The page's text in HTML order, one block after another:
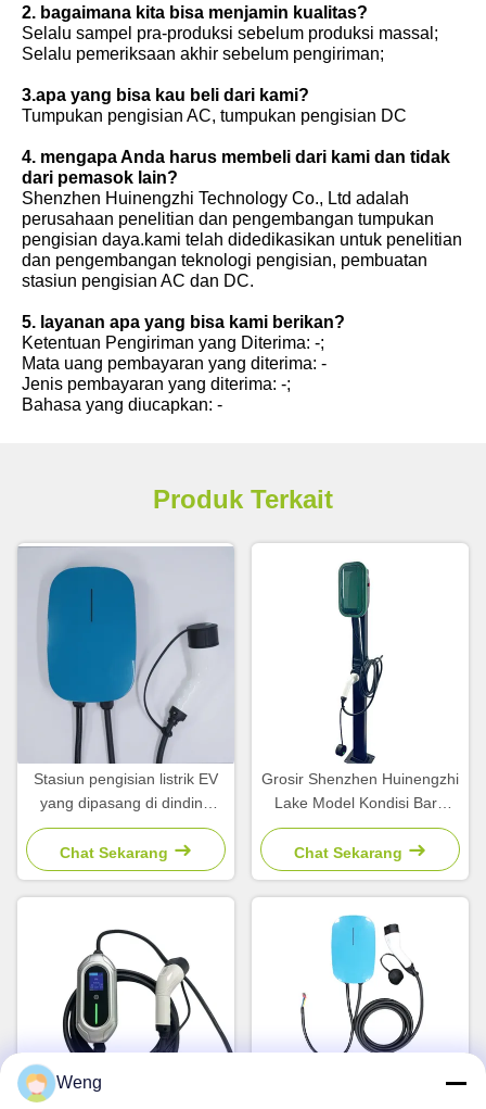
2. bagaimana kita bisa menjamin kualitas?
Selalu sampel pra-produksi sebelum produksi massal;
Selalu pemeriksaan akhir sebelum pengiriman;
3.apa yang bisa kau beli dari kami?
Tumpukan pengisian AC, tumpukan pengisian DC
4. mengapa Anda harus membeli dari kami dan tidak
dari pemasok lain?
Shenzhen Huinengzhi Technology Co., Ltd adalah
perusahaan penelitian dan pengembangan tumpukan
pengisian daya.kami telah didedikasikan untuk penelitian
dan pengembangan teknologi pengisian, pembuatan
stasiun pengisian AC dan DC.
5. layanan apa yang bisa kami berikan?
Ketentuan Pengiriman yang Diterima: -;
Mata uang pembayaran yang diterima: -
Jenis pembayaran yang diterima: -;
Bahasa yang diucapkan: -
Produk Terkait
Stasiun pengisian listrik EV
yang dipasang di dinding
7kW baru untuk kendaraan
listrik Pengisian cepat AC GB
Standar antarmuka 32A
Kondisi digunakan
Chat Sekarang
Grosir Shenzhen Huinengzhi
Lake Model Kondisi Baru
Smart EV/DC 60KW Fast
Car Charger GB/T Stasiun
Pengisian Lantai
Chat Sekarang
Weng